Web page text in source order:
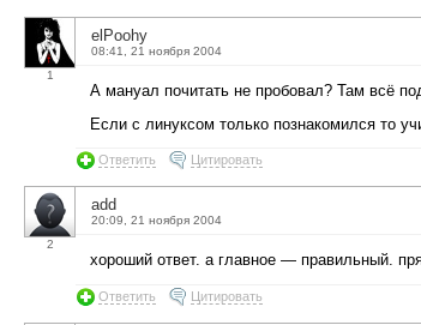
1
elPoohy
08:41, 21 ноября 2004
А мануал почитать не пробовал? Там всё
Если с линуксом только познакомился то
Ответить Цитировать
2
add
20:09, 21 ноября 2004
хороший ответ. а главное — правильный.
Ответить Цитировать